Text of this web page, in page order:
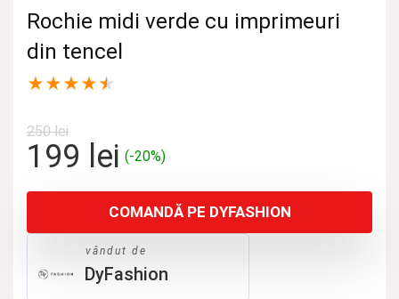
Rochie midi verde cu imprimeuri
din tencel
★★★★★
250lei
Prețul
a
fost:
250 lei.
199 leiPrețul
este:
199 lei.
(-20%)
COMANDĂ PE DYFASHION
vândut de
DyFashion